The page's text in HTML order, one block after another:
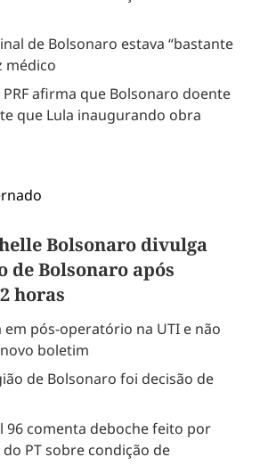
de Bolsonaro estava “bastante
médico
afirma que Bolsonaro doente
que Lula inaugurando obra
Bolsonaro divulga
Bolsonaro após
horas
em pós-operatório na UTI e não
boletim
de Bolsonaro foi decisão de
96 comenta deboche feito por
PT sobre condição de